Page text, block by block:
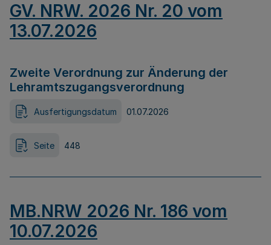
GV. NRW. 2026 Nr. 20 vom
13.07.2026
Zweite Verordnung zur Änderung der
Lehramtszugangsverordnung
Ausfertigungsdatum 01.07.2026
Seite 448
MB.NRW 2026 Nr. 186 vom
10.07.2026